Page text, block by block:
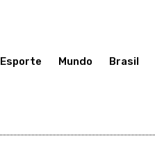
Esporte Mundo Brasil